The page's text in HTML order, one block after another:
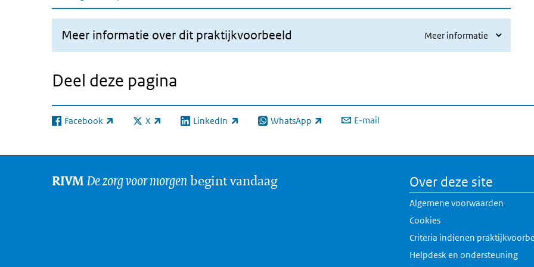
Meer informatie over dit praktijkvoorbeeld Meer informatie
Deel deze pagina
Facebook
(externe link) X
(externe link) LinkedIn
(externe link) WhatsApp
(externe link) E-mail
RIVMDe zorg voor morgen begint vandaag Over deze site
Algemene voorwaarden
Cookies
Criteria indienen
Helpdesk en ondersteuning